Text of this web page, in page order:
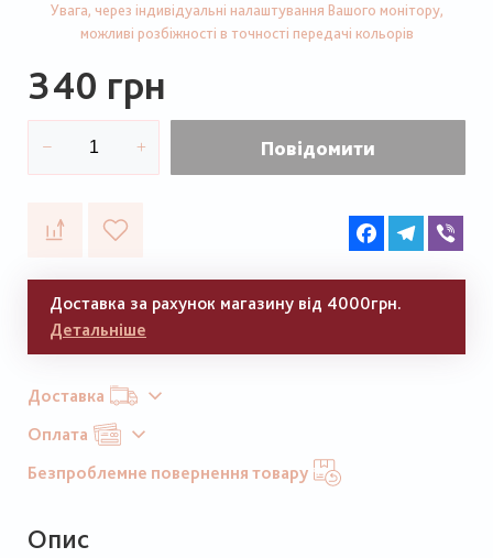
Увага, через індивідуальні налаштування Вашого монітору,
можливі розбіжності в точності передачі кольорів
340 грн
Повідомити
FacebookTelegram
Доставка за рахунок магазину від 4000грн.
Детальніше
Доставка
Оплата
Безпроблемне повернення товару
Опис